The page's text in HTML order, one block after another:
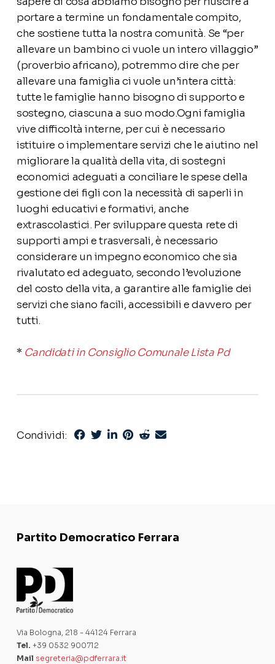
portare a termine un fondamentale compito,
che sostiene tutta la nostra comunità. Se “per
allevare un bambino ci vuole un intero villaggio”
(proverbio africano), potremmo dire che per
allevare una famiglia ci vuole un’intera città:
tutte le famiglie hanno bisogno di supporto e
sostegno, ciascuna a suo modo.Ogni famiglia
vive difficoltà interne, per cui è necessario
istituire o implementare servizi che le aiutino nel
migliorare la qualità della vita, di sostegni
economici adeguati a conciliare le spese della
gestione dei figli con la necessità di saperli in
luoghi educativi e formativi, anche
extrascolastici. Per sviluppare questa rete di
supporti ampi e trasversali, è necessario
considerare un impegno economico che sia
rivalutato ed adeguato, secondo l’evoluzione
del costo della vita, a garantire alle famiglie dei
servizi che siano facili, accessibili e davvero per
tutti.
* Candidati in Consiglio Comunale Lista Pd
Condividi:
Partito Democratico Ferrara
Via Bologna, 218 - 44124 Ferrara
Tel. +39 0532 900712
Mail segreteria@pdferrara.it